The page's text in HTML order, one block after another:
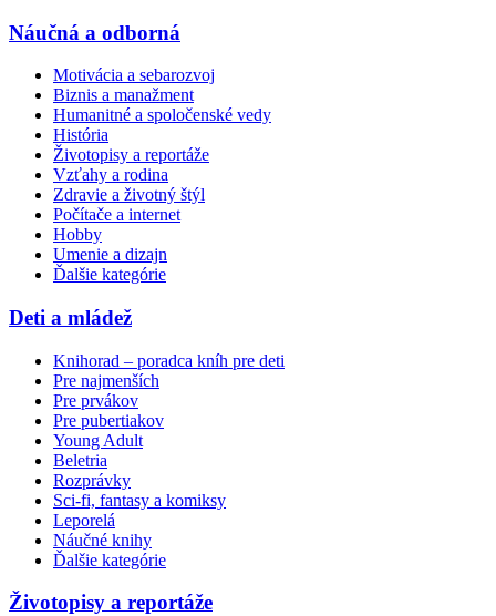
Náučná a odborná
Motivácia a sebarozvoj
Biznis a manažment
Humanitné a spoločenské vedy
História
Životopisy a reportáže
Vzťahy a rodina
Zdravie a životný štýl
Počítače a internet
Hobby
Umenie a dizajn
Ďalšie kategórie
Deti a mládež
Knihorad – poradca kníh pre deti
Pre najmenších
Pre prvákov
Pre pubertiakov
Young Adult
Beletria
Rozprávky
Sci-fi, fantasy a komiksy
Leporelá
Náučné knihy
Ďalšie kategórie
Životopisy a reportáže